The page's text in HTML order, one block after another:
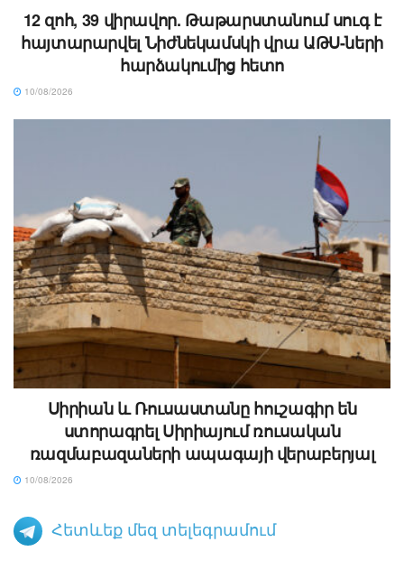
12 զոհ, 39 վիրավոր. Թաթարստանում սուգ է
հայտարարվել Նիժնեկամսկի վրա ԱԹՍ-ների
հարձակումից հետո
10/08/2026
Սիրիան և Ռուսաստանը հուշագիր են
ստորագրել Սիրիայում ռուսական
ռազմաբազաների ապագայի վերաբերյալ
10/08/2026
Հետևեք մեզ տելեգրամում